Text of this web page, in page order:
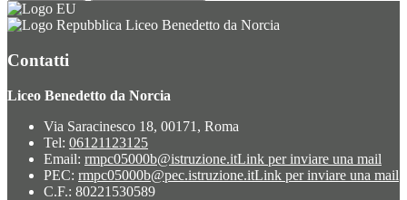
Liceo Benedetto da Norcia
Contatti
Liceo Benedetto da Norcia
Via Saracinesco 18, 00171, Roma
Tel: 06121123125
Email: rmpc05000b@istruzione.itLink per inviare una mail
PEC: rmpc05000b@pec.istruzione.itLink per inviare una mail
C.F.: 80221530589